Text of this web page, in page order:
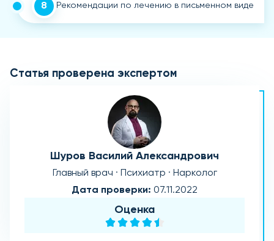
8 Рекомендации по лечению в письменном виде
Статья проверена экспертом
Шуров Василий Александрович
Главный врач · Психиатр · Нарколог
Дата проверки: 07.11.2022
Оценка